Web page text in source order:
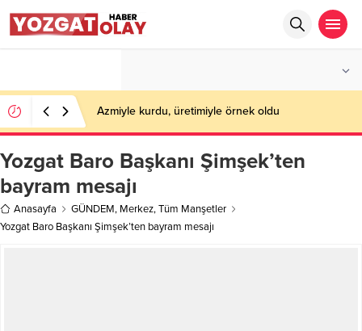
Azmiyle kurdu, üretimiyle örnek oldu
Yozgat Baro Başkanı Şimşek’ten
bayram mesajı
Anasayfa GÜNDEM, Merkez,Tüm Manşetler
Yozgat Baro Başkanı Şimşek’ten bayram mesajı